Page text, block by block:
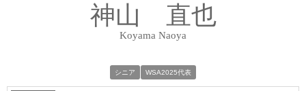
神山 直也
Koyama Naoya
シニア WSA2025代表